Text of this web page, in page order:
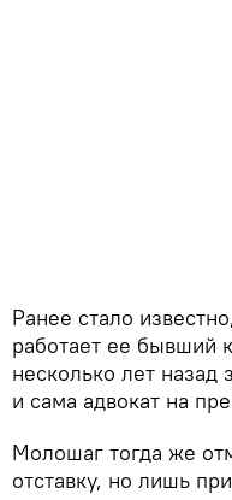
Ранее стало
работает ее бывший
несколько лет назад
и сама адвокат на
Молошаг тогда же
отставку, но лишь